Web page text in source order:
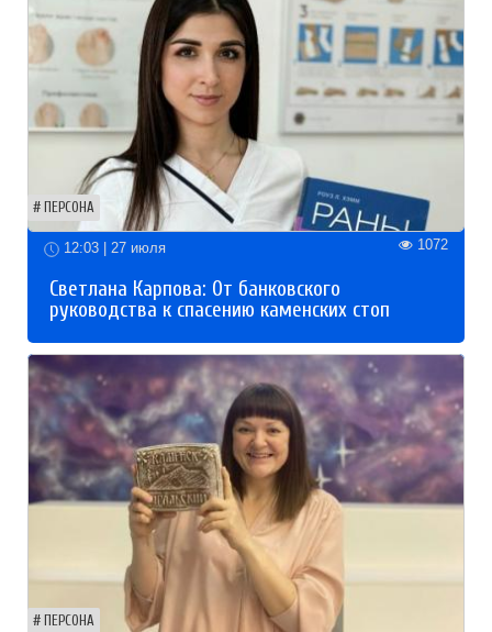
ПЕРСОНА
12:03 | 27 июля 1072
Светлана Карпова: От банковского
руководства к спасению каменских стоп
ПЕРСОНА